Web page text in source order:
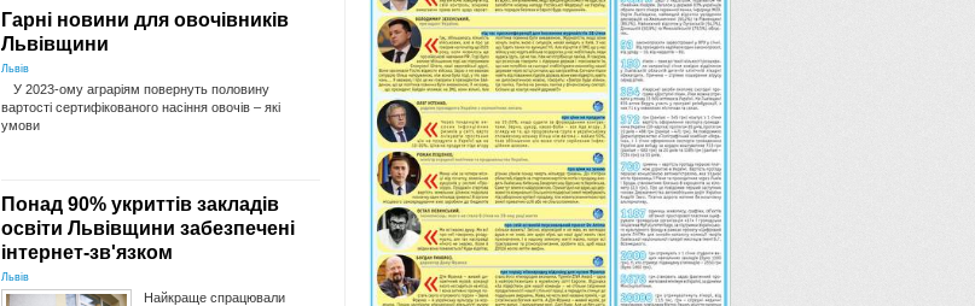
Гарні новини для овочівників
Львівщини
Львів
У 2023-ому аграріям повернуть половину
вартості сертифікованого насіння овочів – які
умови
Понад 90% укриттів закладів
освіти Львівщини забезпечені
інтернет-зв'язком
Львів
Найкраще спрацювали